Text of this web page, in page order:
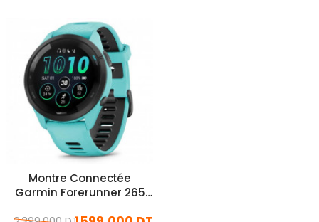
Montre Connectée
Garmin Forerunner 265